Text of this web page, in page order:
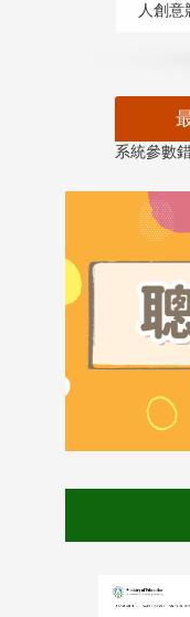
人創意
系統參數